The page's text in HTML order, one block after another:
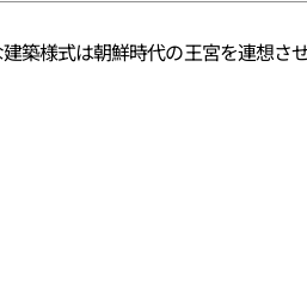
築様式は朝鮮時代の王宮を連想さ